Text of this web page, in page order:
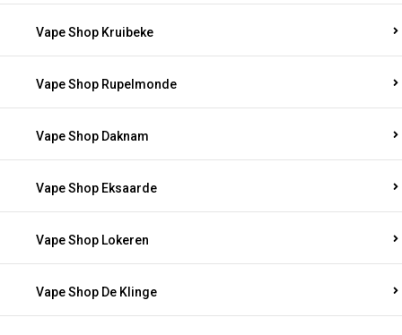
Vape Shop Kruibeke
Vape Shop Rupelmonde
Vape Shop Daknam
Vape Shop Eksaarde
Vape Shop Lokeren
Vape Shop De Klinge